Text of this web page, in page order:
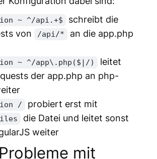
~ ^/api.+$
schreibt die
von
/api/*
an die app.php
~ ^/app\.php($|/)
leitet
der app.php an php-
/ probiert erst mit
die Datei und leitet sonst
weiter
mit